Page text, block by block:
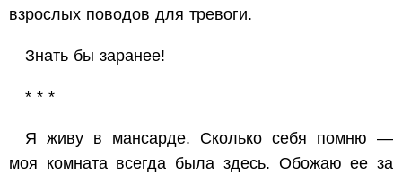
взрослых поводов для тревоги.
Знать бы заранее!
* * *
Я живу в мансарде. Сколько себя помню —
моя комната всегда была здесь. Обожаю ее за